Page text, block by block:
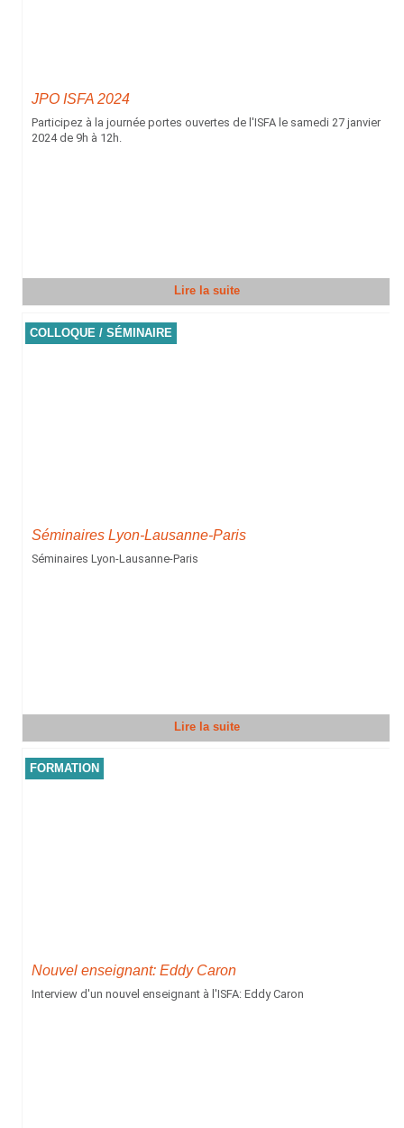
JPO ISFA 2024
Participez à la journée portes ouvertes de l'ISFA le samedi 27 janvier
2024 de 9h à 12h.
Lire la suite
COLLOQUE / SÉMINAIRE
Séminaires Lyon-Lausanne-Paris
Séminaires Lyon-Lausanne-Paris
Lire la suite
FORMATION
Nouvel enseignant: Eddy Caron
Interview d'un nouvel enseignant à l'ISFA: Eddy Caron